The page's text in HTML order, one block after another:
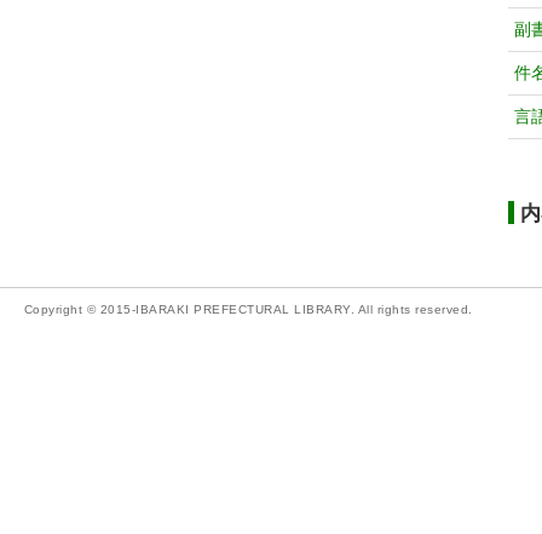
副
件
言
Copyright © 2015-IBARAKI PREFECTURAL LIBRARY. All rights reserved.